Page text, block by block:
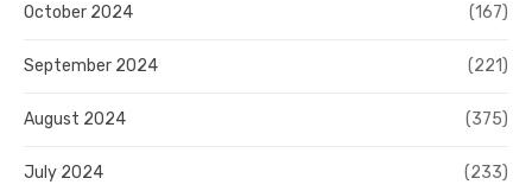
October 2024 (167)
September 2024 (221)
August 2024 (375)
July 2024 (233)